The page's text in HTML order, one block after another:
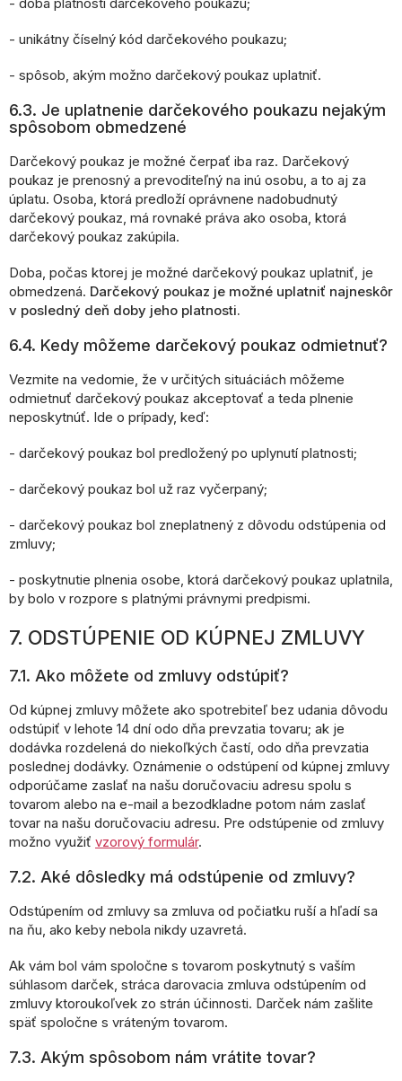
- doba platnosti darčekového poukazu;
- unikátny číselný kód darčekového poukazu;
- spôsob, akým možno darčekový poukaz uplatniť.
6.3. Je uplatnenie darčekového poukazu nejakým
spôsobom obmedzené
Darčekový poukaz je možné čerpať iba raz. Darčekový
poukaz je prenosný a prevoditeľný na inú osobu, a to aj za
úplatu. Osoba, ktorá predloží oprávnene nadobudnutý
darčekový poukaz, má rovnaké práva ako osoba, ktorá
darčekový poukaz zakúpila.
Doba, počas ktorej je možné darčekový poukaz uplatniť, je
obmedzená. Darčekový poukaz je možné uplatniť najneskôr
v posledný deň doby jeho platnosti.
6.4. Kedy môžeme darčekový poukaz odmietnuť?
Vezmite na vedomie, že v určitých situáciách môžeme
odmietnuť darčekový poukaz akceptovať a teda plnenie
neposkytnúť. Ide o prípady, keď:
- darčekový poukaz bol predložený po uplynutí platnosti;
- darčekový poukaz bol už raz vyčerpaný;
- darčekový poukaz bol zneplatnený z dôvodu odstúpenia od
zmluvy;
- poskytnutie plnenia osobe, ktorá darčekový poukaz uplatnila,
by bolo v rozpore s platnými právnymi predpismi.
7. ODSTÚPENIE OD KÚPNEJ ZMLUVY
7.1. Ako môžete od zmluvy odstúpiť?
Od kúpnej zmluvy môžete ako spotrebiteľ bez udania dôvodu
odstúpiť v lehote 14 dní odo dňa prevzatia tovaru; ak je
dodávka rozdelená do niekoľkých častí, odo dňa prevzatia
poslednej dodávky. Oznámenie o odstúpení od kúpnej zmluvy
odporúčame zaslať na našu doručovaciu adresu spolu s
tovarom alebo na e-mail a bezodkladne potom nám zaslať
tovar na našu doručovaciu adresu. Pre odstúpenie od zmluvy
možno využiť vzorový formulár.
7.2. Aké dôsledky má odstúpenie od zmluvy?
Odstúpením od zmluvy sa zmluva od počiatku ruší a hľadí sa
na ňu, ako keby nebola nikdy uzavretá.
Ak vám bol vám spoločne s tovarom poskytnutý s vaším
súhlasom darček, stráca darovacia zmluva odstúpením od
zmluvy ktoroukoľvek zo strán účinnosti. Darček nám zašlite
späť spoločne s vráteným tovarom.
7.3. Akým spôsobom nám vrátite tovar?